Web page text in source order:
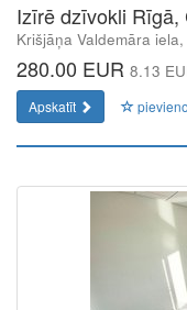
Izīrē dzīvokli Rīgā,
Krišjāņa Valdemāra
280.00 EUR 8.13
Apskatīt